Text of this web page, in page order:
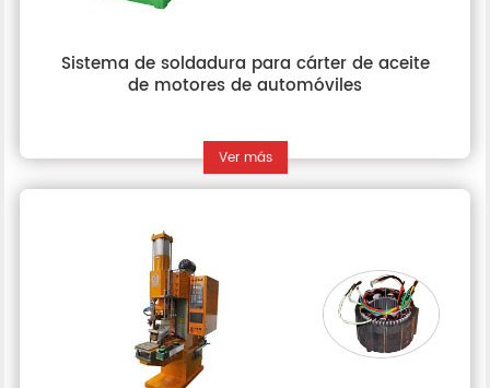
Sistema de soldadura para cárter de aceite
de motores de automóviles
Ver más